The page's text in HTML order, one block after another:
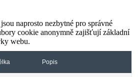
naprosto nezbytné pro správné
cookie anonymně zajišťují základní
webu.
Popis